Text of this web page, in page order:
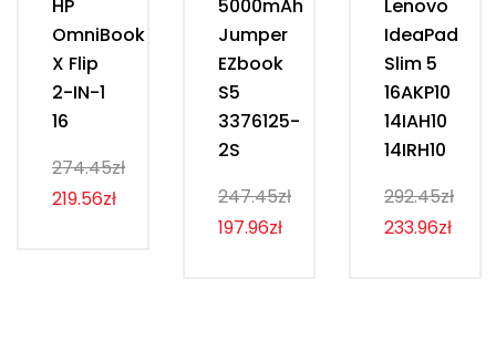
HP
OmniBook
X Flip
2-IN-1
16
274.45zł
219.56zł
5000mAh
Jumper
EZbook
S5
3376125-
2S
247.45zł
197.96zł
Lenovo
IdeaPad
Slim 5
16AKP10
14IAH10
14IRH10
292.45zł
233.96zł